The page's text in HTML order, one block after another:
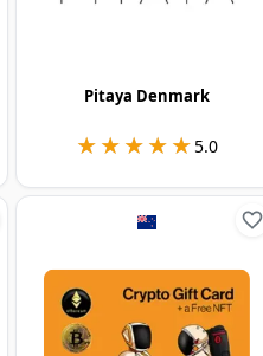
Pitaya Denmark
★★★★★
★★★★★5.0